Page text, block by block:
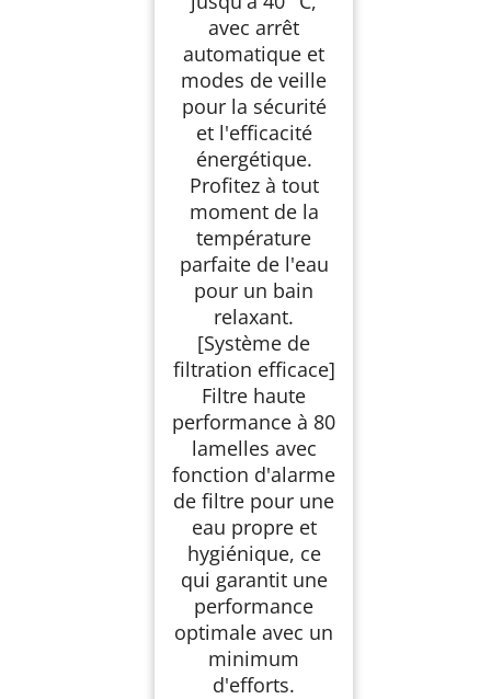
avec arrêt
automatique et
modes de veille
pour la sécurité
et l'efficacité
énergétique.
Profitez à tout
moment de la
température
parfaite de l'eau
pour un bain
relaxant.
[Système de
filtration efficace]
Filtre haute
performance à 80
lamelles avec
fonction d'alarme
de filtre pour une
eau propre et
hygiénique, ce
qui garantit une
performance
optimale avec un
minimum
d'efforts.